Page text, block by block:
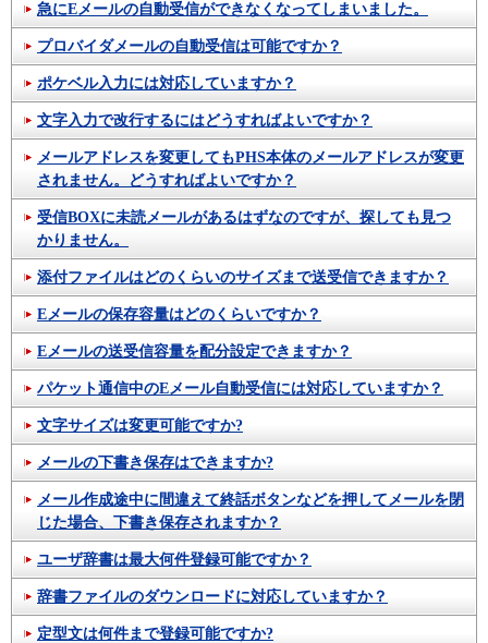
急にEメールの自動受信ができなくなってしまいました。
プロバイダメールの自動受信は可能ですか？
ポケベル入力には対応していますか？
文字入力で改行するにはどうすればよいですか？
メールアドレスを変更してもPHS本体のメールアドレスが変更
されません。どうすればよいですか？
受信BOXに未読メールがあるはずなのですが、探しても見つ
かりません。
添付ファイルはどのくらいのサイズまで送受信できますか？
Eメールの保存容量はどのくらいですか？
Eメールの送受信容量を配分設定できますか？
パケット通信中のEメール自動受信には対応していますか？
文字サイズは変更可能ですか?
メールの下書き保存はできますか?
メール作成途中に間違えて終話ボタンなどを押してメールを閉
じた場合、下書き保存されますか？
ユーザ辞書は最大何件登録可能ですか？
辞書ファイルのダウンロードに対応していますか？
定型文は何件まで登録可能ですか?